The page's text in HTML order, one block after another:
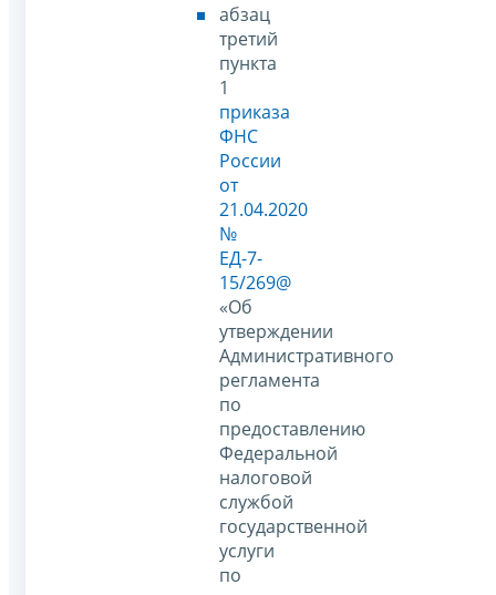
абзац
третий
пункта
1
приказа
ФНС
России
от
21.04.2020
№
ЕД-7-
15/269@
«Об
утверждении
Административного
регламента
по
предоставлению
Федеральной
налоговой
службой
государственной
услуги
по